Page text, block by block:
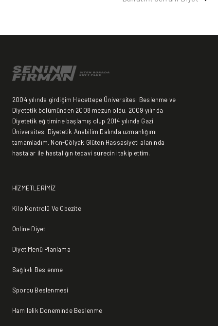
2004 yılında girdiğim Hacettepe Üniversitesi Beslenme ve
Diyetetik bölümünden 2008 mezun oldu. 2009 yılında
Diyetetik eğitimine başlamış olup 2014 yılında Gazi
Üniversitesi Diyetetik Anabilim Dalında uzmanlığımı
tamamladım. Non-Çölyak Glüten Hassasiyeti alanında
hastalar ile hastalığın tedavi sürecini takip ettim.
HİZMETLERİMİZ
Kilo Kontrolü Ve Obezite
Online Diyet
Diyet Menü Planlama
Sağlıklı Beslenme
Sporcu Beslenmesi
Hamilelik Döneminde Beslenme